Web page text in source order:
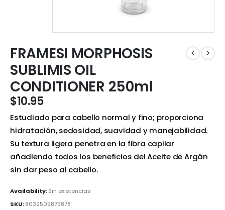
FRAMESI MORPHOSIS
SUBLIMIS OIL
CONDITIONER 250ml
$10.95
Estudiado para cabello normal y fino; proporciona
hidratación, sedosidad, suavidad y manejabilidad.
Su textura ligera penetra en la fibra capilar
añadiendo todos los beneficios del Aceite de Argán
sin dar peso al cabello.
Availability:Sin existencias
SKU:8032505875878